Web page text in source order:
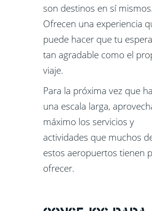
son destinos en sí mismos.
Ofrecen una experiencia
puede hacer que tu
tan agradable como el
viaje.
Para la próxima vez que
una escala larga,
máximo los servicios y
actividades que muchos
estos aeropuertos tienen
ofrecer.